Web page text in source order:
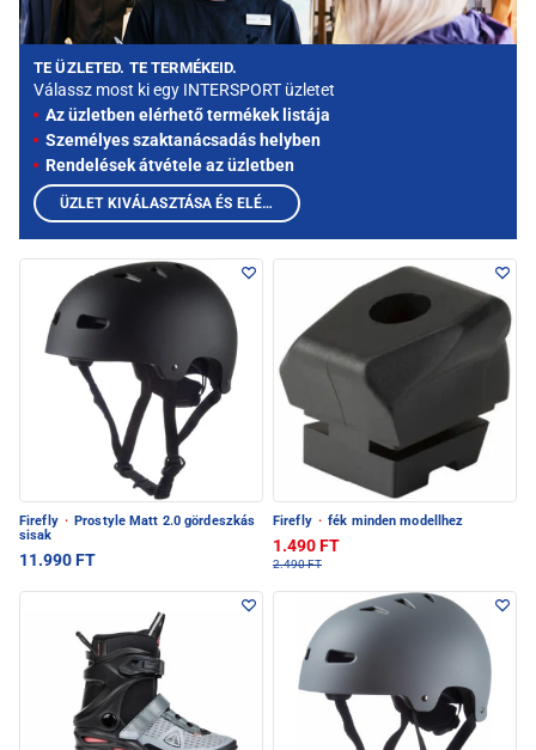
Firefly · Prostyle Matt 2.0 gördeszkás
sisak
11.990 FT
Firefly · fék minden modellhez
1.490 FT
2.490 FT
TE ÜZLETED. TE TERMÉKEID.
Válassz most ki egy INTERSPORT üzletet
Az üzletben elérhető termékek listája
Személyes szaktanácsadás helyben
Rendelések átvétele az üzletben
ÜZLET KIVÁLASZTÁSA ÉS ELÉRHETŐ TERMÉKEK MEGTEKINTÉSE